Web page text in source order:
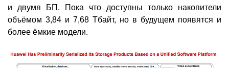
и двумя БП. Пока что доступны только накопители
объёмом 3,84 и 7,68 Тбайт, но в будущем появятся и
более ёмкие модели.